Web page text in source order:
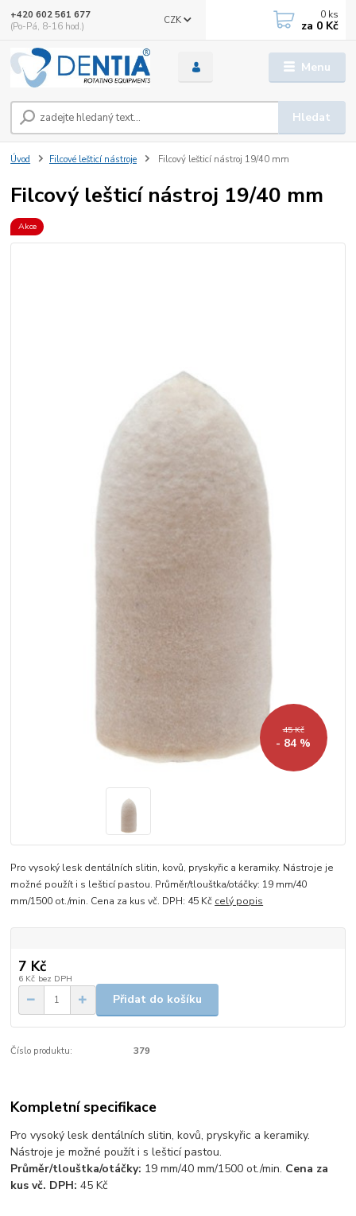
Menu
CZK
Hledat
+420 602 561 677
(Po-Pá, 8-16 hod.)
0 ks
za 0 Kč
Úvod Filcové lešticí nástroje Filcový lešticí nástroj 19/40 mm
Filcový lešticí nástroj 19/40 mm
Akce
45 Kč
- 84 %
Pro vysoký lesk dentálních slitin, kovů, pryskyřic a keramiky. Nástroje je
možné použít i s lešticí pastou. Průměr/tlouštka/otáčky: 19 mm/40
mm/1500 ot./min. Cena za kus vč. DPH: 45 Kč celý popis
7 Kč
6 Kč bez DPH
Přidat do košíku
Číslo produktu: 379
Kompletní specifikace
Pro vysoký lesk dentálních slitin, kovů, pryskyřic a keramiky.
Nástroje je možné použít i s lešticí pastou.
Průměr/tlouštka/otáčky: 19 mm/40 mm/1500 ot./min. Cena za
kus vč. DPH: 45 Kč